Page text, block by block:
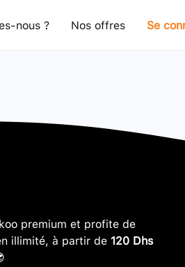
nous ? Nos offres Se
premium et profite de
illimité, à partir de 120 Dhs